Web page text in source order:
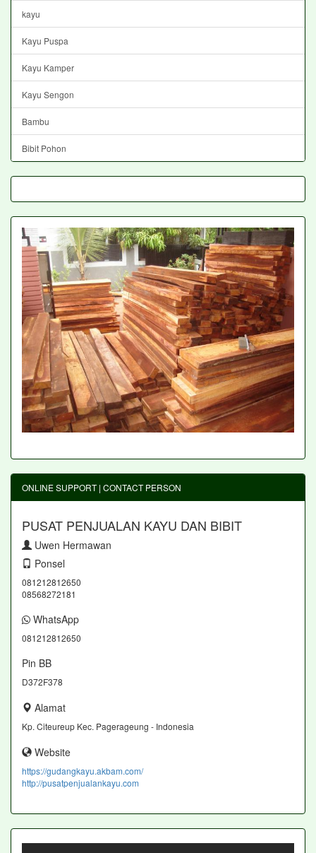
kayu
Kayu Puspa
Kayu Kamper
Kayu Sengon
Bambu
Bibit Pohon
ONLINE SUPPORT | CONTACT PERSON
PUSAT PENJUALAN KAYU DAN BIBIT
Uwen Hermawan
Ponsel
081212812650
08568272181
WhatsApp
081212812650
Pin BB
D372F378
Alamat
Kp. Citeureup Kec. Pagerageung - Indonesia
Website
https://gudangkayu.akbam.com/
http://pusatpenjualankayu.com